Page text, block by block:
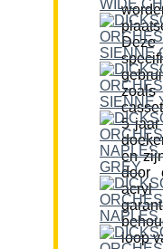
5 jaar
en
door
loop